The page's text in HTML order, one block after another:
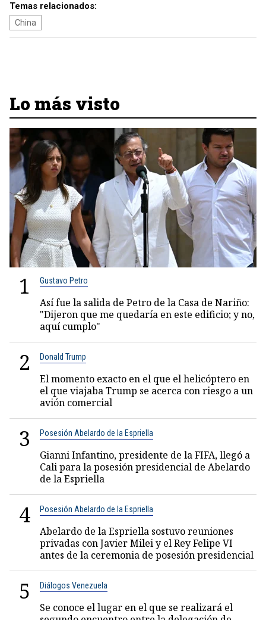
Temas relacionados:
China
Lo más visto
1 Gustavo Petro
Así fue la salida de Petro de la Casa de Nariño:
"Dijeron que me quedaría en este edificio; y no,
aquí cumplo"
2 Donald Trump
El momento exacto en el que el helicóptero en
el que viajaba Trump se acerca con riesgo a un
avión comercial
3 Posesión Abelardo de la Espriella
Gianni Infantino, presidente de la FIFA, llegó a
Cali para la posesión presidencial de Abelardo
de la Espriella
4 Posesión Abelardo de la Espriella
Abelardo de la Espriella sostuvo reuniones
privadas con Javier Milei y el Rey Felipe VI
antes de la ceremonia de posesión presidencial
5 Diálogos Venezuela
Se conoce el lugar en el que se realizará el